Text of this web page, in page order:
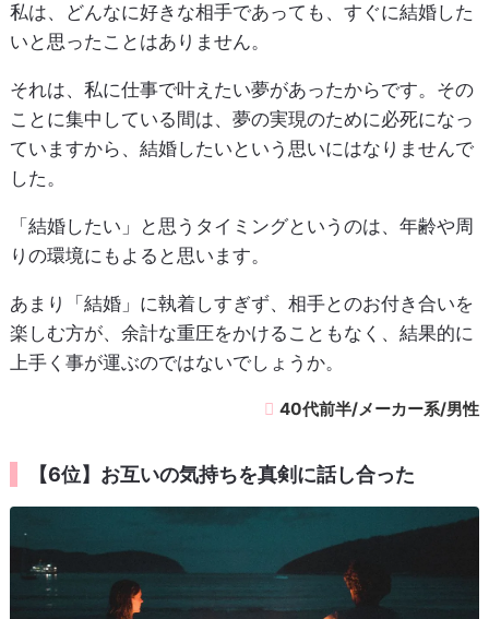
私は、どんなに好きな相手であっても、すぐに結婚した
いと思ったことはありません。
それは、私に仕事で叶えたい夢があったからです。その
ことに集中している間は、夢の実現のために必死になっ
ていますから、結婚したいという思いにはなりませんで
した。
「結婚したい」と思うタイミングというのは、年齢や周
りの環境にもよると思います。
あまり「結婚」に執着しすぎず、相手とのお付き合いを
楽しむ方が、余計な重圧をかけることもなく、結果的に
上手く事が運ぶのではないでしょうか。
40代前半/メーカー系/男性
【6位】お互いの気持ちを真剣に話し合った